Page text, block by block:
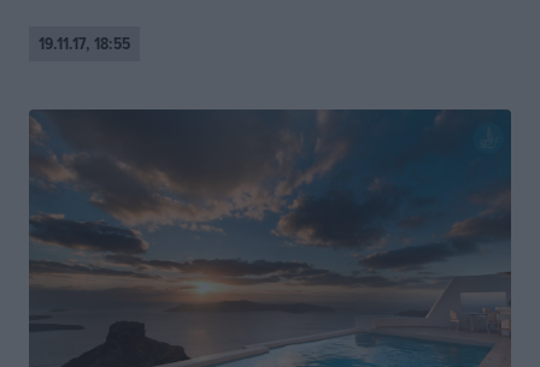
19.11.17, 18:55